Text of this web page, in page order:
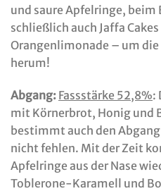
und saure Apfelringe, beim
schließlich auch Jaffa
Orangenlimonade – um
herum!
Abgang: Fassstärke 52,8%:
mit Körnerbrot, Honig und
bestimmt auch den
nicht fehlen. Mit der Zeit
Apfelringe aus der Nase
Toblerone-Karamell und